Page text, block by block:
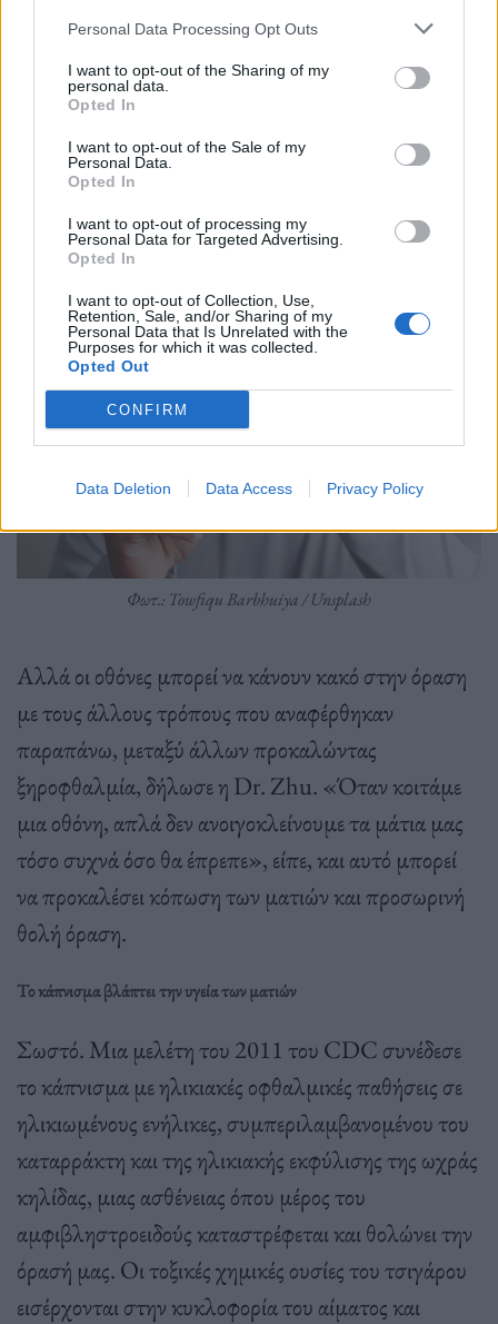
Personal Data Processing Opt Outs
I want to opt-out of the Sharing of my
personal data.
Opted In
I want to opt-out of the Sale of my
Personal Data.
Opted In
I want to opt-out of processing my
Personal Data for Targeted Advertising.
Opted In
I want to opt-out of Collection, Use,
Retention, Sale, and/or Sharing of my
Personal Data that Is Unrelated with the
Purposes for which it was collected.
Opted Out
CONFIRM
Data Deletion Data Access Privacy Policy
υπάρχουν αδιάσειστα στοιχεία που να
επιβεβαιώνουν ότι αυτό συμβαίνει με τυπικές
εκθέσεις ανθρώπων σε “μπλε φως”, δήλωσε ο Dr.
Ehrlich. Επίσης, δεν υπάρχουν αποδείξεις ότι η
χρήση γυαλιών που εμποδίζουν το “μπλε φως” θα
βελτιώσει την υγεία των ματιών, πρόσθεσε.
Φωτ.: Towfiqu Barbhuiya / Unsplash
Αλλά οι οθόνες μπορεί να κάνουν κακό στην όραση
με τους άλλους τρόπους που αναφέρθηκαν
παραπάνω, μεταξύ άλλων προκαλώντας
ξηροφθαλμία, δήλωσε η Dr. Zhu. «Όταν κοιτάμε
μια οθόνη, απλά δεν ανοιγοκλείνουμε τα μάτια μας
τόσο συχνά όσο θα έπρεπε», είπε, και αυτό μπορεί
να προκαλέσει κόπωση των ματιών και προσωρινή
θολή όραση.
Το κάπνισμα βλάπτει την υγεία των ματιών
Σωστό. Μια μελέτη του 2011 του CDC συνέδεσε
το κάπνισμα με ηλικιακές οφθαλμικές παθήσεις σε
ηλικιωμένους ενήλικες, συμπεριλαμβανομένου του
καταρράκτη και της ηλικιακής εκφύλισης της ωχράς
κηλίδας, μιας ασθένειας όπου μέρος του
αμφιβληστροειδούς καταστρέφεται και θολώνει την
όρασή μας. Οι τοξικές χημικές ουσίες του τσιγάρου
εισέρχονται στην κυκλοφορία του αίματος και